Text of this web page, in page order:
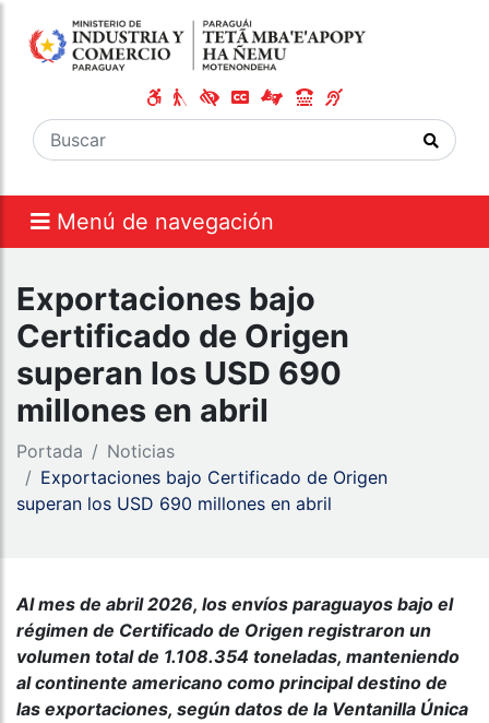
Menú de navegación
Exportaciones bajo
Certificado de Origen
superan los USD 690
millones en abril
Portada
Noticias
Exportaciones bajo Certificado de Origen
superan los USD 690 millones en abril
Al mes de abril 2026, los envíos paraguayos bajo el
régimen de Certificado de Origen registraron un
volumen total de 1.108.354 toneladas, manteniendo
al continente americano como principal destino de
las exportaciones, según datos de la Ventanilla Única